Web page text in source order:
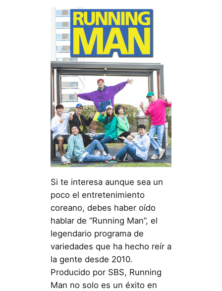
Si te interesa aunque sea un
poco el entretenimiento
coreano, debes haber oído
hablar de “Running Man”, el
legendario programa de
variedades que ha hecho reír a
la gente desde 2010.
Producido por SBS, Running
Man no solo es un éxito en